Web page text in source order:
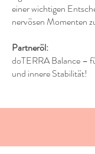
einer wichtigen
nervösen Momenten
Partneröl:
doTERRA Balance –
und innere Stabilität!